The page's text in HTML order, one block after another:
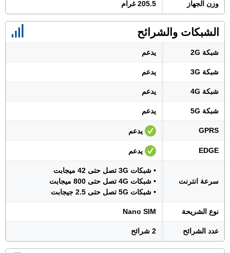
وزن الجهاز 205.5 غرام
الشبكات والشرائح
شبكة 2G يدعم
شبكة 3G يدعم
شبكة 4G يدعم
شبكة 5G يدعم
GPRS يدعم
EDGE يدعم
سرعة انترنت
• شبكات 3G تصل حتى 42 ميجابت
• شبكات 4G تصل حتى 800 ميجابت
• شبكات 5G تصل حتى 2.5 جيجابت
نوع الشريحة Nano SIM
عدد الشرائح 2 شرائح